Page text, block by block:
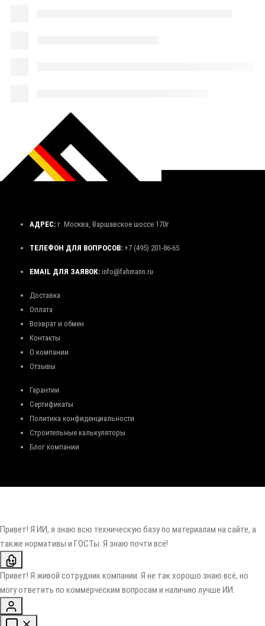
АДРЕС: г. Москва, Варшавское шоссе 170г
ТЕЛЕФОН ДЛЯ ВОПРОСОВ: +7 (495) 201-86-65
EMAIL ДЛЯ ЗАЯВОК: info@fahmann.ru
Доставка
Оплата
Возврат и обмен
Контакты
О компании
Отзывы
Гарантии
Сертификаты
Политика конфиденциальности
Строительные калькуляторы
Блог компании
Привет! Я ИИ, я знаю всю техническую базу по материалам на сайте, а
также нормативы и ГОСТы. Я знаю почти всё!
Привет! Я живой сотрудник компании. Я не так хорошо знаю всё, но
могу ответить по коммерческим вопросам и наличию лучше ИИ.